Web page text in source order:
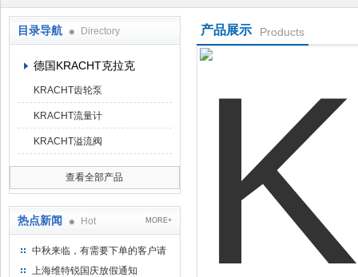
目录导航 Directory
德国KRACHT克拉克
KRACHT齿轮泵
KRACHT流量计
KRACHT溢流阀
查看全部产品
热点新闻 Hot MORE+
中秋来临，有需要下单的客户请
提前下单
上海维特锐国庆放假通知
产品展示 Products